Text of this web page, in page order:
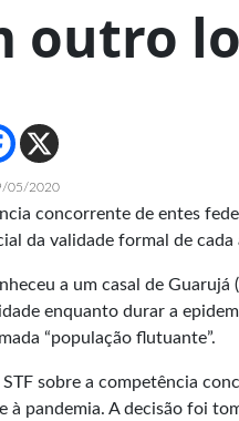
outro
05/2020
concorrente de entes
da validade formal de
a um casal de Guarujá
enquanto durar a
“população flutuante”.
sobre a competência
pandemia. A decisão foi